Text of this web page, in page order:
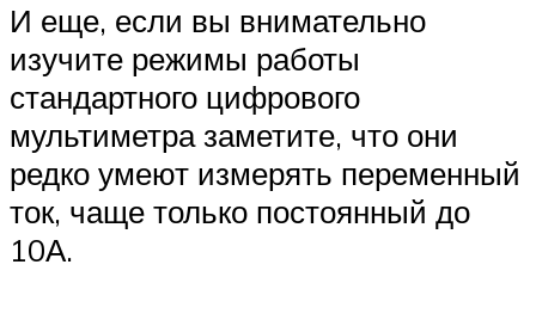
И еще, если вы внимательно
изучите режимы работы
стандартного цифрового
мультиметра заметите, что они
редко умеют измерять переменный
ток, чаще только постоянный до
10А.